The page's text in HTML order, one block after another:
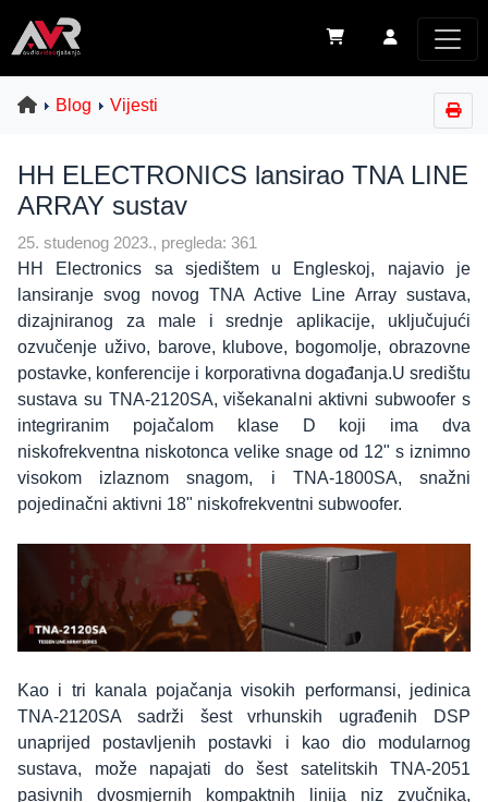
Blog Vijesti
HH ELECTRONICS lansirao TNA LINE
ARRAY sustav
25. studenog 2023., pregleda: 361
HH Electronics sa sjedištem u Engleskoj, najavio je
lansiranje svog novog TNA Active Line Array sustava,
dizajniranog za male i srednje aplikacije, uključujući
ozvučenje uživo, barove, klubove, bogomolje, obrazovne
postavke, konferencije i korporativna događanja.U središtu
sustava su TNA-2120SA, višekanalni aktivni subwoofer s
integriranim pojačalom klase D koji ima dva
niskofrekventna niskotonca velike snage od 12" s iznimno
visokom izlaznom snagom, i TNA-1800SA, snažni
pojedinačni aktivni 18" niskofrekventni subwoofer.
Kao i tri kanala pojačanja visokih performansi, jedinica
TNA-2120SA sadrži šest vrhunskih ugrađenih DSP
unaprijed postavljenih postavki i kao dio modularnog
sustava, može napajati do šest satelitskih TNA-2051
pasivnih dvosmjernih kompaktnih linija niz zvučnika,